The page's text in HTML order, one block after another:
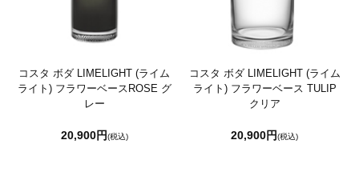
コスタ ボダ LIMELIGHT (ライム
ライト) フラワーベースROSE グ
レー
20,900円(税込)
コスタ ボダ LIMELIGHT (ライム
ライト) フラワーベース TULIP
クリア
20,900円(税込)